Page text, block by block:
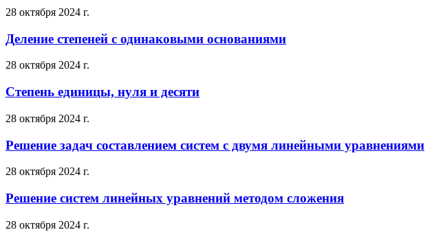
28 октября 2024 г.
Деление степеней с одинаковыми основаниями
28 октября 2024 г.
Степень единицы, нуля и десяти
28 октября 2024 г.
Решение задач составлением систем с двумя линейными уравнениями
28 октября 2024 г.
Решение систем линейных уравнений методом сложения
28 октября 2024 г.